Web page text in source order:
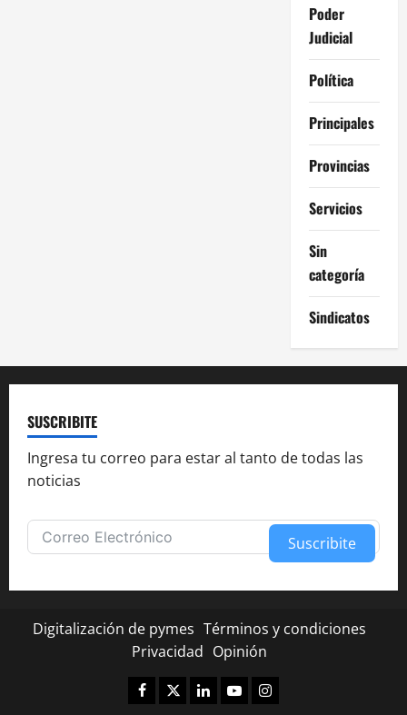
Poder
Judicial
Política
Principales
Provincias
Servicios
Sin
categoría
Sindicatos
SUSCRIBITE
Ingresa tu correo para estar al tanto de todas las
noticias
Suscribite
Digitalización de pymes Términos y condiciones
Privacidad Opinión
Facebook
TwitterLinkedinYoutubeInstagram